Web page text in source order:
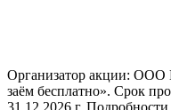
Организатор акции:
заём бесплатно». Срок
31.12.2026 г.